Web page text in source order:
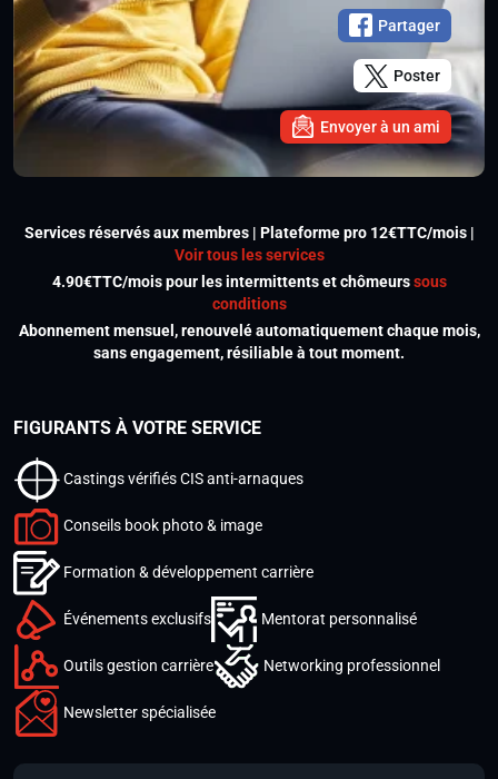
Partager
Poster
Envoyer à un ami
Services réservés aux membres | Plateforme pro 12€TTC/mois |
Voir tous les services
4.90€TTC/mois pour les intermittents et chômeurssous
conditions
Abonnement mensuel, renouvelé automatiquement chaque mois,
sans engagement, résiliable à tout moment.
FIGURANTS À VOTRE SERVICE
Castings vérifiés CIS anti-arnaques
Conseils book photo & image
Formation & développement carrière
Événements exclusifs Mentorat personnalisé
Outils gestion carrière Networking professionnel
Newsletter spécialisée